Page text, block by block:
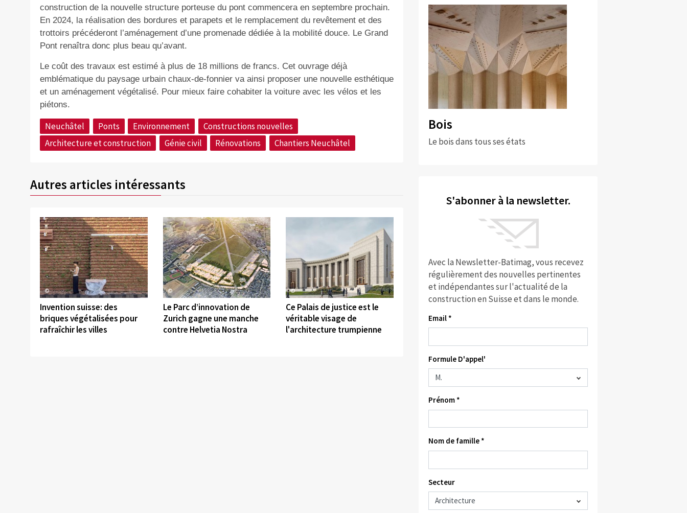
construction de la nouvelle structure porteuse du pont commencera en septembre prochain.
En 2024, la réalisation des bordures et parapets et le remplacement du revêtement et des
trottoirs précéderont l’aménagement d’une promenade dédiée à la mobilité douce. Le Grand
Pont renaîtra donc plus beau qu’avant.
Le coût des travaux est estimé à plus de 18 millions de francs. Cet ouvrage déjà
emblématique du paysage urbain chaux-de-fonnier va ainsi proposer une nouvelle esthétique
et un aménagement végétalisé. Pour mieux faire cohabiter la voiture avec les vélos et les
piétons.
Neuchâtel Ponts Environnement
Constructions nouvelles
Architecture et construction
Génie civil Rénovations Chantiers Neuchâtel
Autres articles intéressants
©
Invention suisse: des
briques végétalisées pour
rafraîchir les villes
©
Le Parc d’innovation de
Zurich gagne une manche
contre Helvetia Nostra
©
Ce Palais de justice est le
véritable visage de
l'architecture trumpienne
Bois
Le bois dans tous ses états
S'abonner à la newsletter.
Avec la Newsletter-Batimag, vous recevez
régulièrement des nouvelles pertinentes
et indépendantes sur l'actualité de la
construction en Suisse et dans le monde.
Email *
Formule D'appel'
Prénom *
Nom de famille *
Secteur